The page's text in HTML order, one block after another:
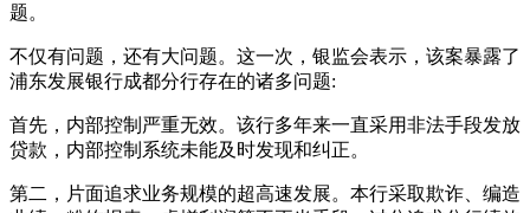
题。
不仅有问题，还有大问题。这一次，银监会表示，该案暴露了
浦东发展银行成都分行存在的诸多问题:
首先，内部控制严重无效。该行多年来一直采用非法手段发放
贷款，内部控制系统未能及时发现和纠正。
第二，片面追求业务规模的超高速发展。本行采取欺诈、编造